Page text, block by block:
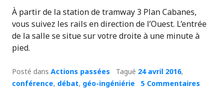
À partir de la station de tramway 3 Plan Cabanes,
vous suivez les rails en direction de l’Ouest. L’entrée
de la salle se situe sur votre droite à une minute à
pied.
Posté dans Actions passées Tagué 24 avril 2016,
conférence, débat, géo-ingéniérie 5 Commentaires